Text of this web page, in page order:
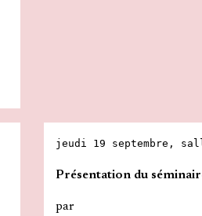
jeudi 19 septembre,
Présentation du
par